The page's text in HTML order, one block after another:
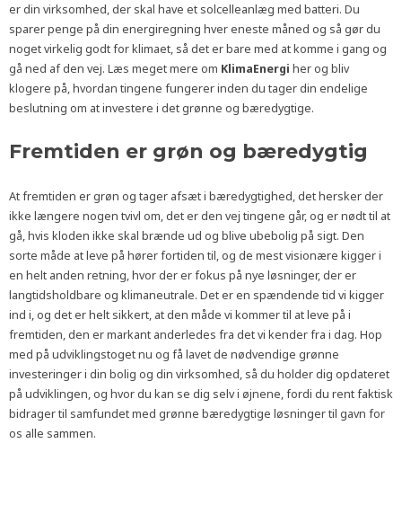
er din virksomhed, der skal have et solcelleanlæg med batteri. Du
sparer penge på din energiregning hver eneste måned og så gør du
noget virkelig godt for klimaet, så det er bare med at komme i gang og
gå ned af den vej. Læs meget mere om KlimaEnergi her og bliv
klogere på, hvordan tingene fungerer inden du tager din endelige
beslutning om at investere i det grønne og bæredygtige.
Fremtiden er grøn og bæredygtig
At fremtiden er grøn og tager afsæt i bæredygtighed, det hersker der
ikke længere nogen tvivl om, det er den vej tingene går, og er nødt til at
gå, hvis kloden ikke skal brænde ud og blive ubebolig på sigt. Den
sorte måde at leve på hører fortiden til, og de mest visionære kigger i
en helt anden retning, hvor der er fokus på nye løsninger, der er
langtidsholdbare og klimaneutrale. Det er en spændende tid vi kigger
ind i, og det er helt sikkert, at den måde vi kommer til at leve på i
fremtiden, den er markant anderledes fra det vi kender fra i dag. Hop
med på udviklingstoget nu og få lavet de nødvendige grønne
investeringer i din bolig og din virksomhed, så du holder dig opdateret
på udviklingen, og hvor du kan se dig selv i øjnene, fordi du rent faktisk
bidrager til samfundet med grønne bæredygtige løsninger til gavn for
os alle sammen.